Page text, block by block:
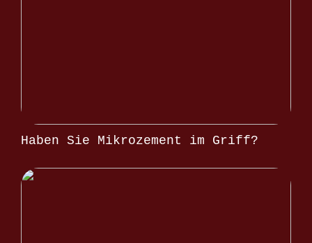
Haben Sie Mikrozement im Griff?